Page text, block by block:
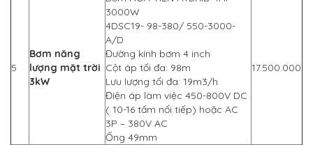
5
Bơm năng
lượng mặt trời
3kW
3000W
4DSC19- 98-380/ 550-3000-
A/D
Đường kính bơm 4 inch
Cột áp tối đa: 98m
Lưu lượng tối đa: 19m3/h
Điện áp làm việc 450-800V DC
( 10-16 tấm nối tiếp) hoặc AC
3P – 380V AC
Ống 49mm
17.500.000